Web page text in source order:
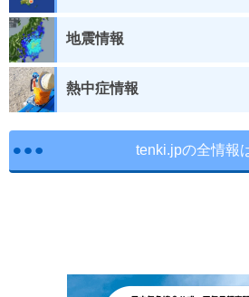
地震情報
熱中症情報
tenki.jpの全情報